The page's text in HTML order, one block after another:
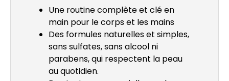
Une routine complète et clé en
main pour le corps et les mains
Des formules naturelles et simples,
sans sulfates, sans alcool ni
parabens, qui respectent la peau
au quotidien.​